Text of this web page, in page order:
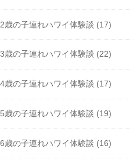
2歳の子連れハワイ体験談 (17)
3歳の子連れハワイ体験談 (22)
4歳の子連れハワイ体験談 (17)
5歳の子連れハワイ体験談 (19)
6歳の子連れハワイ体験談 (16)